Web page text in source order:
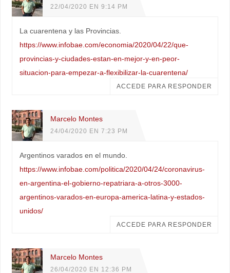
22/04/2020 EN 9:14 PM
La cuarentena y las Provincias.
https://www.infobae.com/economia/2020/04/22/que-
provincias-y-ciudades-estan-en-mejor-y-en-peor-
situacion-para-empezar-a-flexibilizar-la-cuarentena/
ACCEDE PARA RESPONDER
Marcelo Montes
24/04/2020 EN 7:23 PM
Argentinos varados en el mundo.
https://www.infobae.com/politica/2020/04/24/coronavirus-
en-argentina-el-gobierno-repatriara-a-otros-3000-
argentinos-varados-en-europa-america-latina-y-estados-
unidos/
ACCEDE PARA RESPONDER
Marcelo Montes
26/04/2020 EN 12:36 PM